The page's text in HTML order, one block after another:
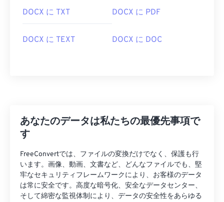
DOCX に TXT DOCX に PDF
DOCX に TEXT DOCX に DOC
あなたのデータは私たちの最優先事項で
す
FreeConvertでは、ファイルの変換だけでなく、保護も行
います。画像、動画、文書など、どんなファイルでも、堅
牢なセキュリティフレームワークにより、お客様のデータ
は常に安全です。高度な暗号化、安全なデータセンター、
そして綿密な監視体制により、データの安全性をあらゆる